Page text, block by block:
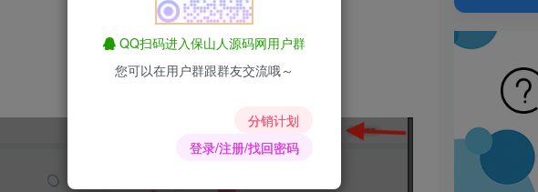
QQ扫码进入保山人源码网用户群
您可以在用户群跟群友交流哦～
分销计划
登录/注册/找回密码